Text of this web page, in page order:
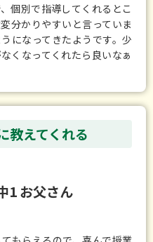
個別で指導してくれるとこ
分かりやすいと言っていま
になってきたようです。少
くなってくれたら良いなぁ
教えてくれる
1 お父さん